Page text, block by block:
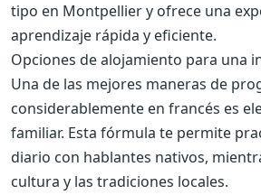
tipo en Montpellier y ofrece una
aprendizaje rápida y eficiente.
Opciones de alojamiento para una
Una de las mejores maneras de
considerablemente en francés es
familiar. Esta fórmula te permite
diario con hablantes nativos,
cultura y las tradiciones locales.